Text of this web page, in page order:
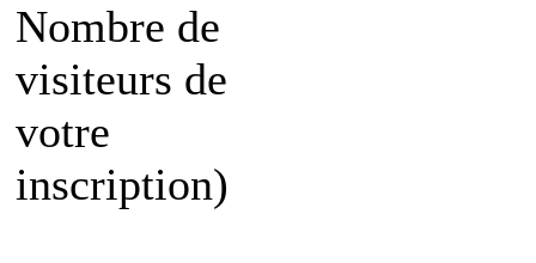
Nombre de
visiteurs de
votre
inscription)